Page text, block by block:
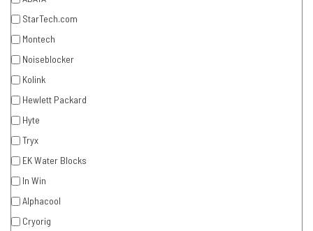
StarTech.com
Montech
Noiseblocker
Kolink
Hewlett Packard
Hyte
Tryx
EK Water Blocks
In Win
Alphacool
Cryorig